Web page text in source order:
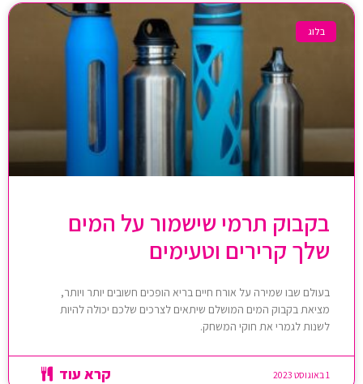
בלוג
בקבוק תרמי שישמור על המים
שלך קרירים וטעימים
בעולם שבו שמירה על אורח חיים בריא הופכים חשובים יותר ויותר,
מציאת בקבוק המים המושלם שיתאים לצרכים שלכם יכולה להיות
לשנות לגמרי את חוקי המשחק.
קרא עוד 1 באוגוסט 2023